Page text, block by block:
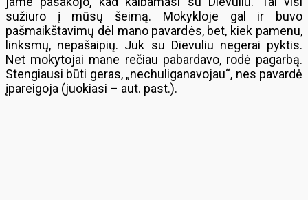
sužiuro į mūsų šeimą. Mokykloje gal ir buvo
pašmaikštavimų dėl mano pavardės, bet, kiek pamenu,
linksmų, nepašaipių. Juk su Dievuliu negerai pyktis.
Net mokytojai mane rečiau pabardavo, rodė pagarbą.
Stengiausi būti geras, „nechuliganavojau“, nes pavardė
įpareigoja (juokiasi – aut. past.).